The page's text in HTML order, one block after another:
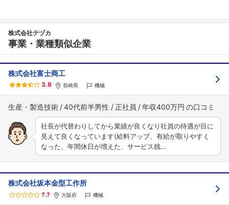
株式会社テヅカ
事業・業種類似企業
株式会社富士商工
3.8 長崎県 機械
生産・製造技術 40代前半男性 正社員 年収400万円
社長が代替わりしてから業績が良くなり社員の待遇が目に
見えて良くなっています(給料アップ、有給が取りやすく
なった、年間休日が増えた、サービス残…
株式会社坂本金型工作所
?.? 大阪府 機械